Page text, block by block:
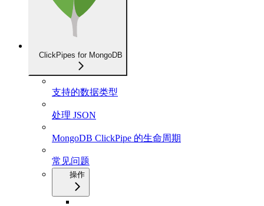
ClickPipes for MongoDB
支持的数据类型
处理 JSON
MongoDB ClickPipe 的生命周期
常见问题
操作